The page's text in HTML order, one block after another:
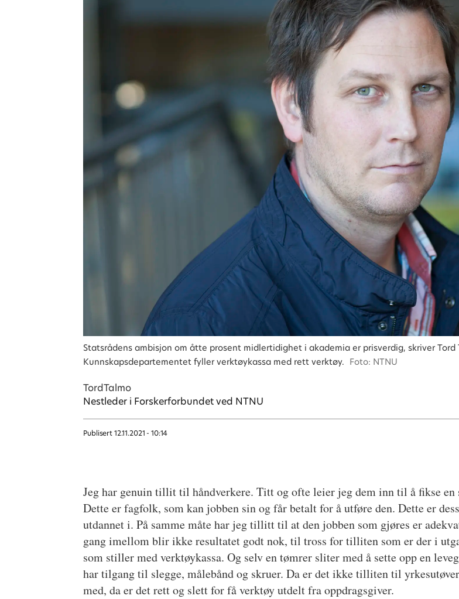
Statsrådens ambisjon om åtte prosent midlertidighet i akademia er prisverdig, skriver Tord
Kunnskapsdepartementet fyller verktøykassa med rett verktøy. Foto: NTNU
TordTalmo
Nestleder i Forskerforbundet ved NTNU
Publisert 12.11.2021 - 10:14
Jeg har genuin tillit til håndverkere. Titt og ofte leier jeg dem inn til å fikse en
Dette er fagfolk, som kan jobben sin og får betalt for å utføre den. Dette er
utdannet i. På samme måte har jeg tillitt til at den jobben som gjøres er
gang imellom blir ikke resultatet godt nok, til tross for tilliten som er der i
som stiller med verktøykassa. Og selv en tømrer sliter med å sette opp en
har tilgang til slegge, målebånd og skruer. Da er det ikke tilliten til
med, da er det rett og slett for få verktøy utdelt fra oppdragsgiver.